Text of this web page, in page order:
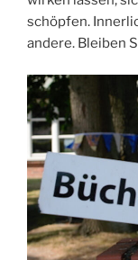
schöpfen.
andere. Bleiben